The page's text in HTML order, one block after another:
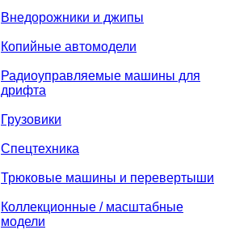
Внедорожники и джипы
Копийные автомодели
Радиоуправляемые машины для
дрифта
Грузовики
Спецтехника
Трюковые машины и перевертыши
Коллекционные / масштабные
модели